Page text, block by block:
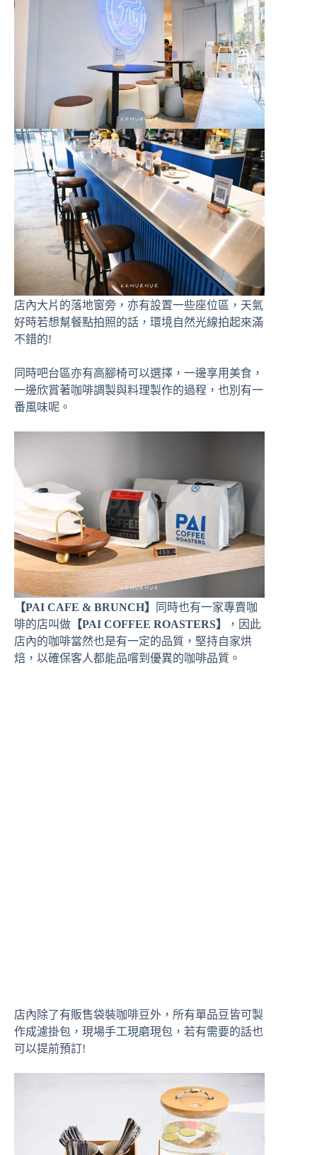
店內大片的落地窗旁，亦有設置一些座位區，天氣
好時若想幫餐點拍照的話，環境自然光線拍起來滿
不錯的!
同時吧台區亦有高腳椅可以選擇，一邊享用美食，
一邊欣賞著咖啡調製與料理製作的過程，也別有一
番風味呢。
【PAI CAFE & BRUNCH】
同時也有一家專賣咖
啡的店叫做 【PAI COFFEE ROASTERS】
，因此
店內的咖啡當然也是有一定的品質，堅持自家烘
焙，以確保客人都能品嚐到優異的咖啡品質。
店內除了有販售袋裝咖啡豆外，所有單品豆皆可製
作成濾掛包，現場手工現磨現包，若有需要的話也
可以提前預訂!